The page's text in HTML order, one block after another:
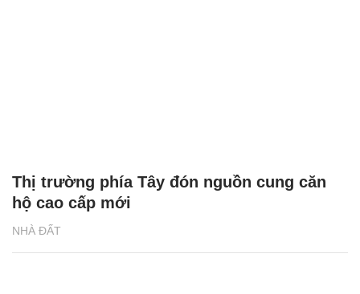
NHÀ ĐẤT
Thị trường phía Tây đón nguồn cung căn
hộ cao cấp mới